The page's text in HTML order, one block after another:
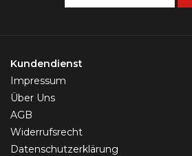
Kundendienst
Impressum
Über Uns
AGB
Widerrufsrecht
Datenschutzerklärung